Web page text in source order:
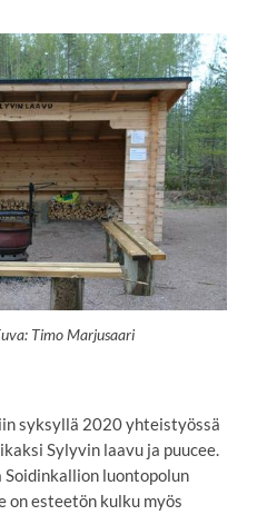
Timo Marjusaari
syksyllä 2020 yhteistyössä
Sylyvin laavu ja puucee.
luontopolun
on esteetön kulku myös